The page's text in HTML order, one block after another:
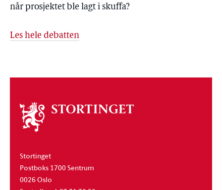
når prosjektet ble lagt i skuffa?
Les hele debatten
Om
stortinget
Stortinget
Postboks 1700 Sentrum
0026 Oslo